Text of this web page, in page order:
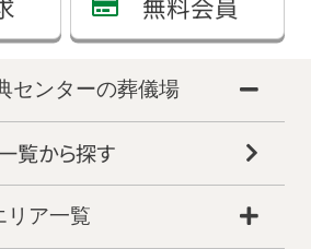
無料会員
センターの葬儀場
覧から探す
リア一覧